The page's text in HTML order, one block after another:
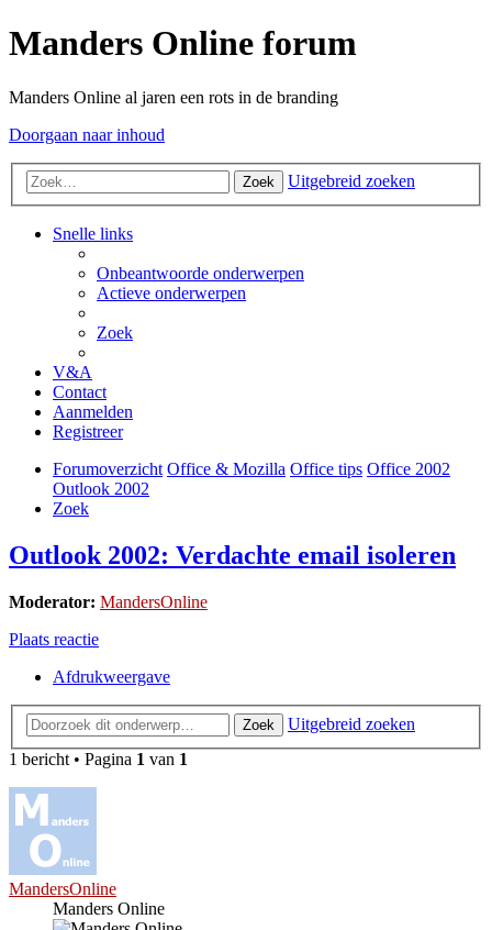
Manders Online forum
Manders Online al jaren een rots in de branding
Doorgaan naar inhoud
Zoek Uitgebreid zoeken
Snelle links
Onbeantwoorde onderwerpen
Actieve onderwerpen
Zoek
V&A
Contact
Aanmelden
Registreer
Forumoverzicht Office & Mozilla Office tips Office 2002
Outlook 2002
Zoek
Outlook 2002: Verdachte email isoleren
Moderator: MandersOnline
Plaats reactie
Afdrukweergave
Zoek
Uitgebreid zoeken
1 bericht • Pagina 1 van 1
MandersOnline
Manders Online